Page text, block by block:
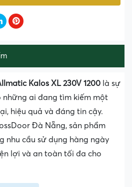
Kalos XL 230V 1200 là sự
những ai đang tìm kiếm một
hiệu quả và đáng tin cậy.
Đà Nẵng, sản phẩm
nhu cầu sử dụng hàng ngày
lợi và an toàn tối đa cho